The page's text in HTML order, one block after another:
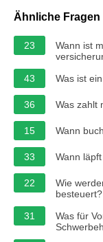
Ähnliche Fragen
23
Wann ist
43
Was ist
36 Was zahlt
15 Wann
33 Wann
22
Wie
besteuert?
31
Was für